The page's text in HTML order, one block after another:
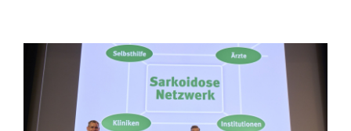
Aktuell
Mitglieder / Login
Zeige
grösseres
Bild